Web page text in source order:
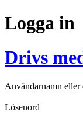
Logga in
Drivs
Användarnamn eller
Lösenord